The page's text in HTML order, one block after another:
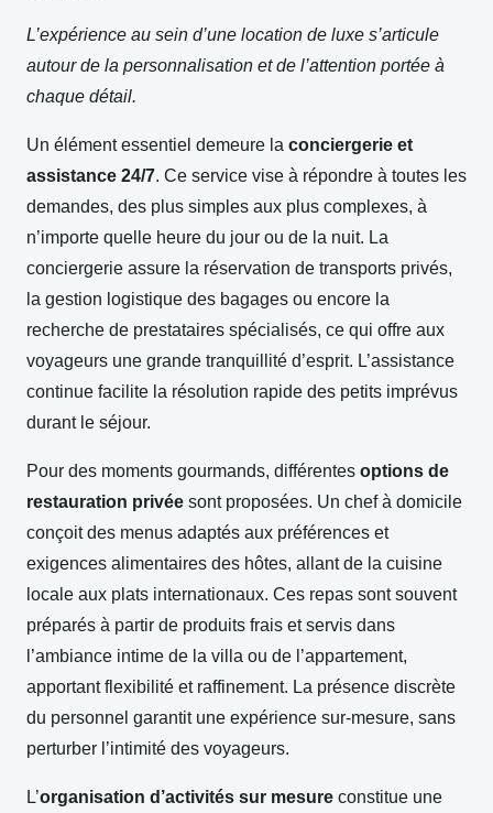
L’expérience au sein d’une location de luxe s’articule
autour de la personnalisation et de l’attention portée à
chaque détail.
Un élément essentiel demeure la conciergerie et
assistance 24/7. Ce service vise à répondre à toutes les
demandes, des plus simples aux plus complexes, à
n’importe quelle heure du jour ou de la nuit. La
conciergerie assure la réservation de transports privés,
la gestion logistique des bagages ou encore la
recherche de prestataires spécialisés, ce qui offre aux
voyageurs une grande tranquillité d’esprit. L’assistance
continue facilite la résolution rapide des petits imprévus
durant le séjour.
Pour des moments gourmands, différentes options de
restauration privée sont proposées. Un chef à domicile
conçoit des menus adaptés aux préférences et
exigences alimentaires des hôtes, allant de la cuisine
locale aux plats internationaux. Ces repas sont souvent
préparés à partir de produits frais et servis dans
l’ambiance intime de la villa ou de l’appartement,
apportant flexibilité et raffinement. La présence discrète
du personnel garantit une expérience sur-mesure, sans
perturber l’intimité des voyageurs.
L’organisation d’activités sur mesure constitue une